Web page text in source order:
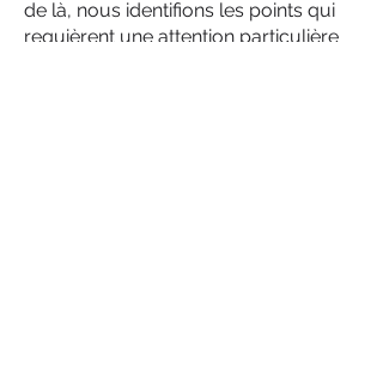
de là, nous identifions les points qui
requièrent une attention particulière